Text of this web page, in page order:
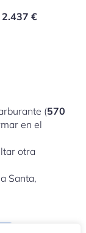
2.437 €
(570
en el
otra
Santa,